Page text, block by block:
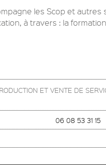
les Scop et autres
à travers : la
ET VENTE DE
06 08 53 31 15